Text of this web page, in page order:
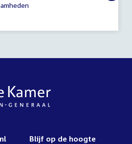
Blijf op de hoogte